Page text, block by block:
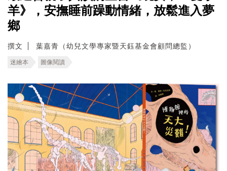
羊》，安撫睡前躁動情緒，放鬆進入夢
鄉
撰文 葉嘉青（幼兒文學專家暨天鈺基金會顧問總監）
迷繪本 圖像閱讀